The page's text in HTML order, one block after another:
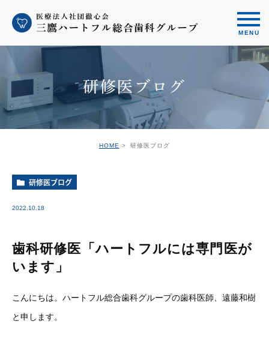
研修医ブログ
HOME 研修医ブログ
研修医ブログ
2022.10.18
歯科研修医「ハートフルには専門医が
います」
こんにちは。ハートフル総合歯科グループの歯科医師、遠藤和樹
と申します。